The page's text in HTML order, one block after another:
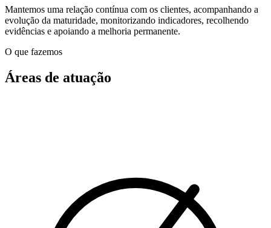
Mantemos uma relação contínua com os clientes, acompanhando a
evolução da maturidade, monitorizando indicadores, recolhendo
evidências e apoiando a melhoria permanente.
O que fazemos
Áreas de atuação